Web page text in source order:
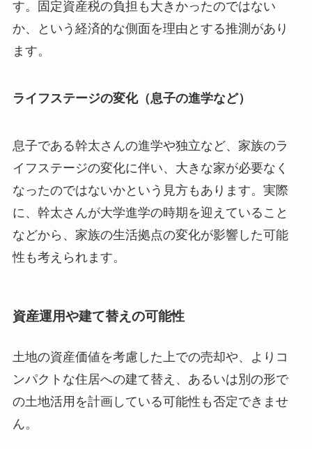
す。固定資産税の負担も大きかったのではない
か、という経済的な側面を理由とする推測があり
ます。
ライフステージの変化（息子の進学など）
息子である幹太さんの進学や独立など、家族のラ
イフステージの変化に伴い、大きな家が必要なく
なったのではないかという見方もあります。実際
に、幹太さんが大学進学の時期を迎えていること
などから、家族の生活拠点の変化が影響した可能
性も考えられます。
資産運用や建て替えの可能性
土地の資産価値を考慮した上での売却や、よりコ
ンパクトな住居への建て替え、あるいは別の形で
の土地活用を計画している可能性も否定できませ
ん。